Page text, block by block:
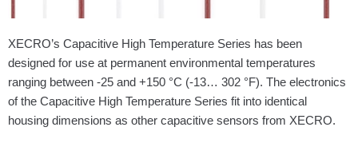
XECRO’s Capacitive High Temperature Series has been
designed for use at permanent environmental temperatures
ranging between -25 and +150 °C (-13… 302 °F). The electronics
of the Capacitive High Temperature Series fit into identical
housing dimensions as other capacitive sensors from XECRO.